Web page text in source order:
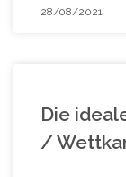
28/08/2021
Die
/